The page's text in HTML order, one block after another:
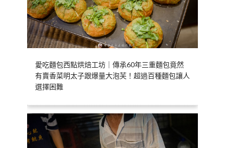
愛吃麵包西點烘焙工坊｜傳承60年三重麵包竟然
有賣香菜明太子跟爆量大泡芙！超過百種麵包讓人
選擇困難